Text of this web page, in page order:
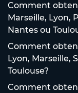
Comment
Marseille, Lyon,
Nantes ou
Comment
Lyon, Marseille,
Toulouse?
Comment